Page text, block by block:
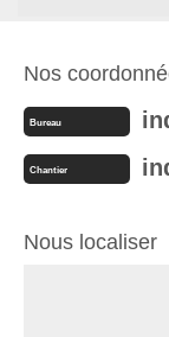
Nos
Bureau
Chantier
Nous localiser